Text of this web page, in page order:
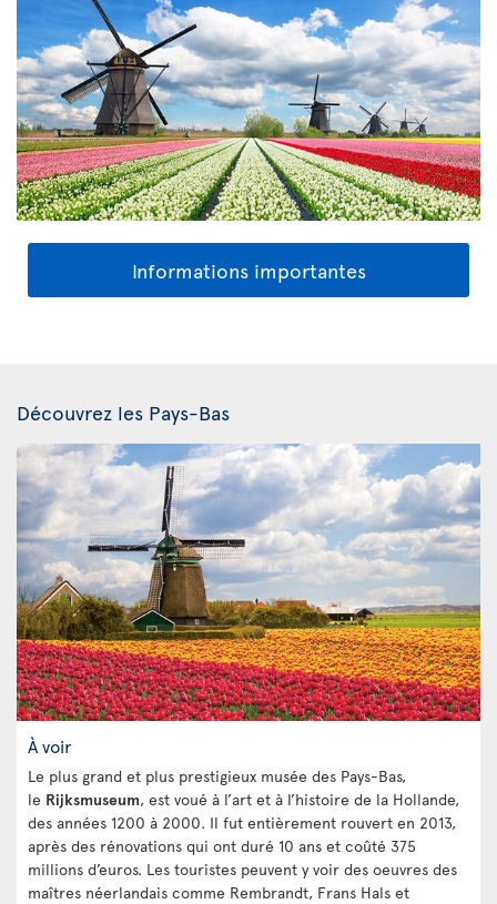
Informations importantes
Découvrez les Pays-Bas
À voir
Le plus grand et plus prestigieux musée des Pays-Bas,
le Rijksmuseum, est voué à l’art et à l’histoire de la Hollande,
des années 1200 à 2000. Il fut entièrement rouvert en 2013,
après des rénovations qui ont duré 10 ans et coûté 375
millions d’euros. Les touristes peuvent y voir des oeuvres des
maîtres néerlandais comme Rembrandt, Frans Hals et